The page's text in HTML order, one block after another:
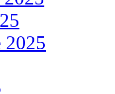
2025